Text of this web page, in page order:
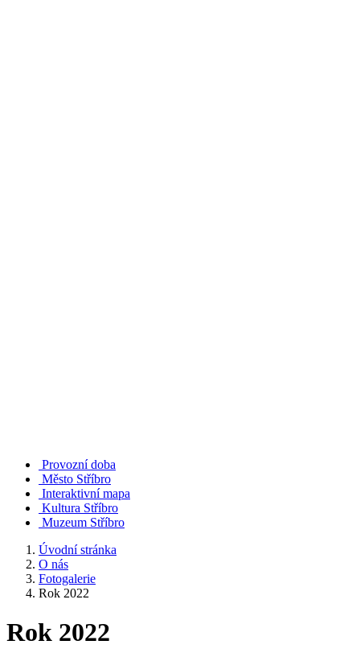
Provozní doba
Město Stříbro
Interaktivní mapa
Kultura Stříbro
Muzeum Stříbro
Úvodní stránka
O nás
Fotogalerie
Rok 2022
Rok 2022